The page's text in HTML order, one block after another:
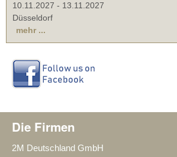
10.11.2027 - 13.11.2027
Düsseldorf
mehr ...
Die Firmen
2M Deutschland GmbH